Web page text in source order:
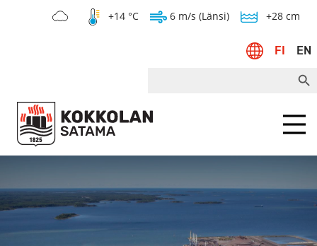
+14 °C 6 m/s (Länsi) +28 cm
FI EN
Menu